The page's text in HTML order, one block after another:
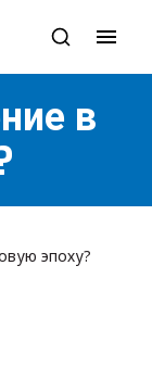
в
эпоху?